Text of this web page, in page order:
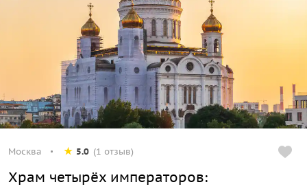
Москва 5.0 (1 отзыв)
Храм четырёх императоров: